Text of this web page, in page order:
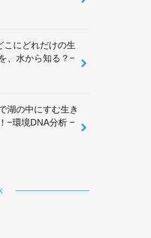
にどれだけの生
、水から知る？−
湖の中にすむ生き
−環境DNA分析 −